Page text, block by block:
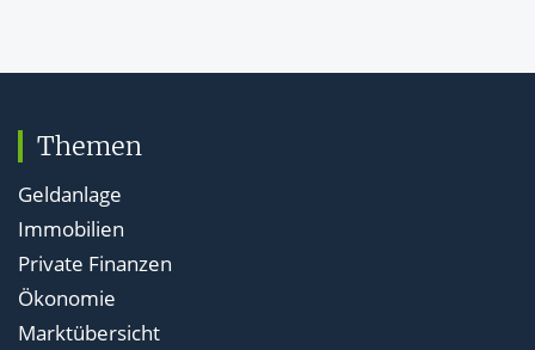
Themen
Geldanlage
Immobilien
Private Finanzen
Ökonomie
Marktübersicht